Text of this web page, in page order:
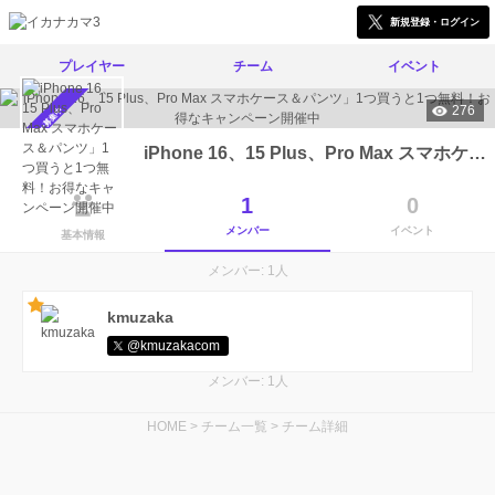
新規登録・ログイン
プレイヤー チーム イベント
メンバー募集中 276
iPhone 16、15 Plus、Pro Max スマホケース＆パンツ」1つ買うと1つ無料！お得なキャンペーン開催中
基本情報
1
メンバー
0
イベント
メンバー: 1人
kmuzaka
@kmuzakacom
メンバー: 1人
HOME > チーム一覧 > チーム詳細